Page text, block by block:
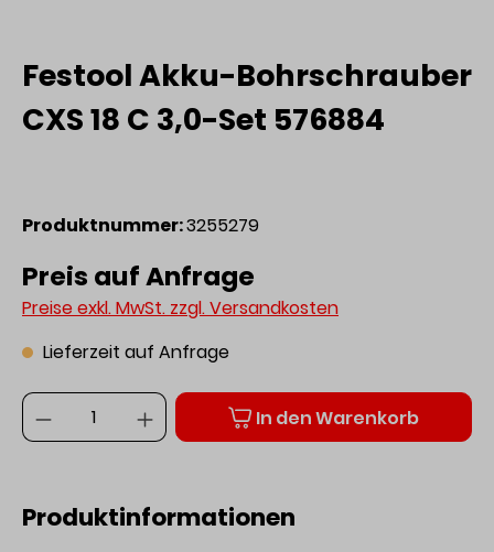
Festool Akku-Bohrschrauber
CXS 18 C 3,0-Set 576884
Produktnummer:3255279
Preis auf Anfrage
Preise exkl. MwSt. zzgl. Versandkosten
Lieferzeit auf Anfrage
Anzahl
In den Warenkorb
Produktinformationen